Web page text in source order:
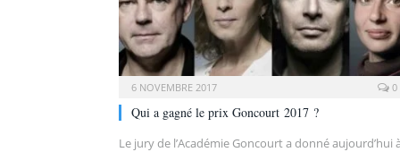
6 NOVEMBRE 2017 0
Qui a gagné le prix Goncourt 2017 ?
Le jury de l’Académie Goncourt a donné aujourd’hui